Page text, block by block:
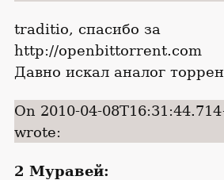
traditio, спасибо за
http://openbittorrent.com
Давно искал аналог
On 2010-04-
wrote:
2 Муравей: